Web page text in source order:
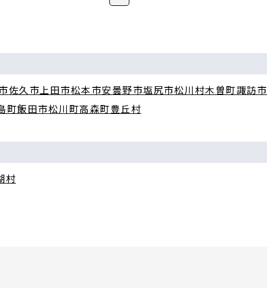
佐久市上田市松本市安曇野市塩尻市松川村木曽町諏訪市
町飯田市松川町高森町豊丘村
村